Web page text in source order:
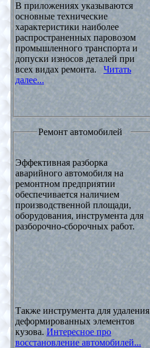
В приложениях указываются
основные технические
характеристики наиболее
распространенных паровозом
промышленного транспорта и
допуски износов деталей при
всех видах ремонта. Читать
далее...
Ремонт автомобилей
Эффективная разборка
аварийного автомобиля на
ремонтном предприятии
обеспечивается наличием
производственной площади,
оборудования, инструмента для
разборочно-сборочных работ.
Также инструмента для удаления
деформированных элементов
кузова.Интересное про
восстановление автомобилей...